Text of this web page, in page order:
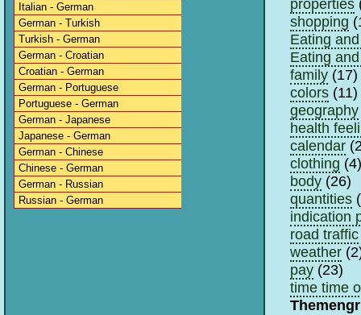
Italian - German
German - Turkish
Turkish - German
German - Croatian
Croatian - German
German - Portuguese
Portuguese - German
German - Japanese
Japanese - German
German - Chinese
Chinese - German
German - Russian
Russian - German
properties
shopping
Eating
Eating
family (17)
colors (11)
geography
health
calendar
clothing (4)
body (26)
quantities
indication
road traffic
weather
pay (23)
time time